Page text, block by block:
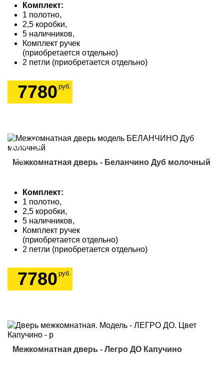
Комплект:
1 полотно,
2,5 коробки,
5 наличников,
Комплект ручек
(приобретается отдельно)
2 петли (приобретается отдельно)
7780 руб.
Акция!
9505
Межкомнатная дверь - Беланчино Дуб молочный
Комплект:
1 полотно,
2,5 коробки,
5 наличников,
Комплект ручек
(приобретается отдельно)
2 петли (приобретается отдельно)
7780 руб.
Межкомнатная дверь - Легро ДО Капучино